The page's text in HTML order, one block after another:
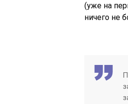
(уже на
ничего не